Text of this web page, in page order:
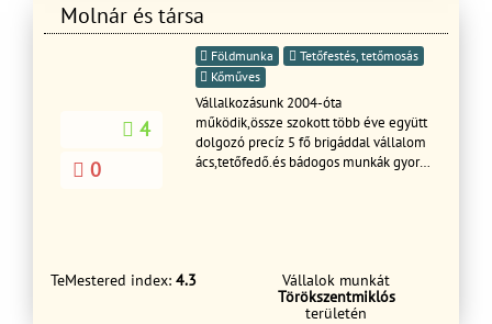
,gyepesítést) - Ereszcsatorna
takaritást !!!!!!!
Molnár és társa
4
0
Földmunka
Tetőfestés, tetőmosás
Kőműves
Vállalkozásunk 2004-óta
működik,össze szokott több éve együtt
dolgozó precíz 5 fő brigáddal vállalom
ács,tetőfedő.és bádogos munkák gyors
TeMestered index: 4.3
Vállalok munkát
Törökszentmiklós
területén